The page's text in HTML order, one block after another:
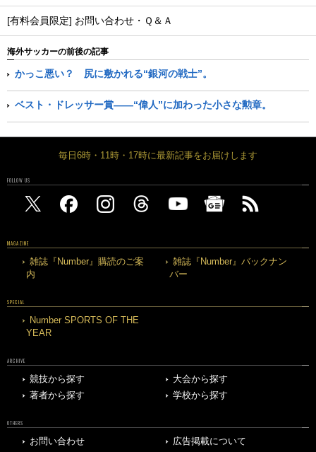
[有料会員限定] お問い合わせ・Ｑ＆Ａ
海外サッカーの前後の記事
かっこ悪い？ 尻に敷かれる“銀河の戦士”。
ベスト・ドレッサー賞――“偉人”に加わった小さな勲章。
毎日6時・11時・17時に最新記事をお届けします
FOLLOW US
MAGAZINE
雑誌『Number』購読のご案
内
雑誌『Number』バックナン
バー
SPECIAL
Number SPORTS OF THE
YEAR
ARCHIVE
競技から探す
大会から探す
著者から探す
学校から探す
OTHERS
お問い合わせ 広告掲載について